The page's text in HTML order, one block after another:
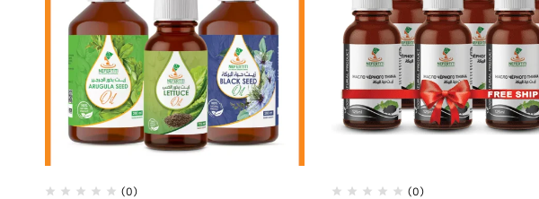
(0) (0)